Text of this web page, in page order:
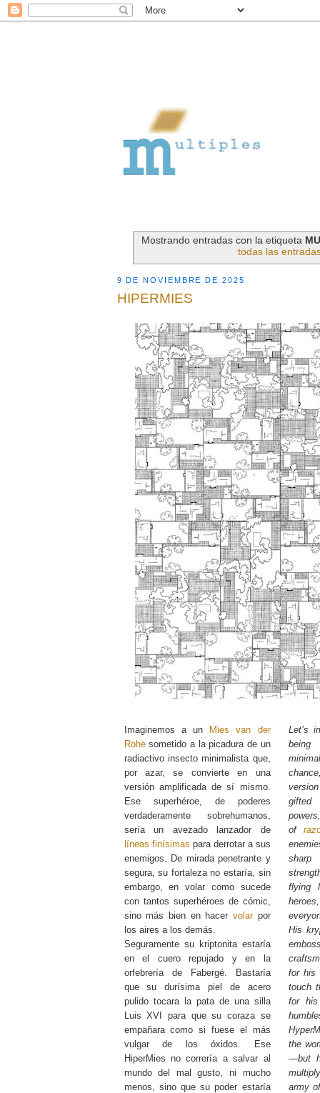
Mostrando entradas con la etiqueta
todas las
9 DE NOVIEMBRE DE 2025
HIPERMIES
Imaginemos a un Mies van der
Rohesometido a la picadura de un
radiactivo insecto minimalista que,
por azar, se convierte en una
versión amplificada de sí mismo.
Ese superhéroe, de poderes
verdaderamente sobrehumanos,
sería un avezado lanzador de
líneas finísimas para derrotar a sus
enemigos. De mirada penetrante y
segura, su fortaleza no estaría, sin
embargo, en volar como sucede
con tantos superhéroes de cómic,
sino más bien en hacer volarpor
los aires a los demás.
Seguramente su kriptonita estaría
en el cuero repujado y en la
orfebrería de Fabergé. Bastaría
que su durísima piel de acero
pulido tocara la pata de una silla
Luis XVI para que su coraza se
empañara como si fuese el más
vulgar de los óxidos. Ese
HiperMies no correría a salvar al
mundo del mal gusto, ni mucho
menos, sino que su poder estaría
Let’s
being
gifted
of
sharp
flying
His
for his
touch
for
the
—but
army